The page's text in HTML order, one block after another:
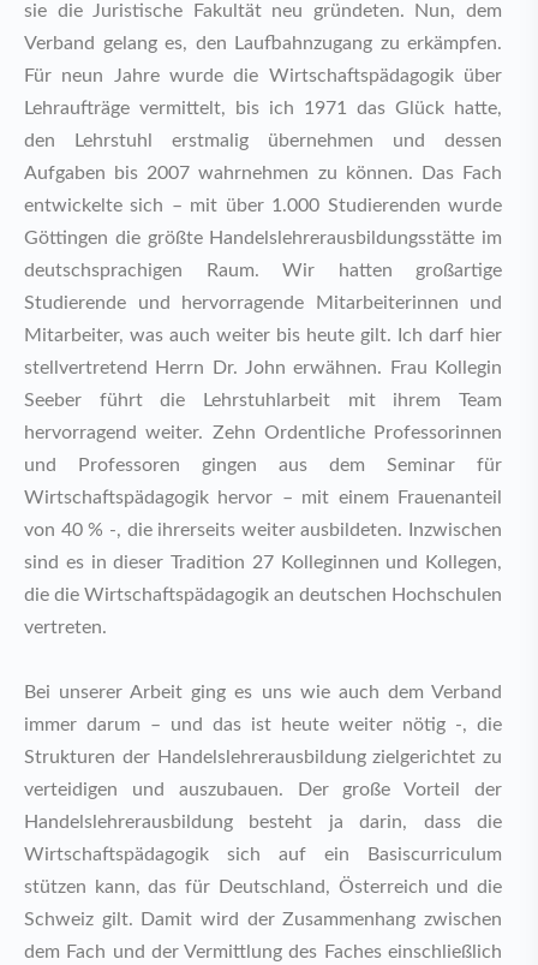
sie die Juristische Fakultät neu gründeten. Nun, dem
Verband gelang es, den Laufbahnzugang zu erkämpfen.
Für neun Jahre wurde die Wirtschaftspädagogik über
Lehraufträge vermittelt, bis ich 1971 das Glück hatte,
den Lehrstuhl erstmalig übernehmen und dessen
Aufgaben bis 2007 wahrnehmen zu können. Das Fach
entwickelte sich – mit über 1.000 Studierenden wurde
Göttingen die größte Handelslehrerausbildungsstätte im
deutschsprachigen Raum. Wir hatten großartige
Studierende und hervorragende Mitarbeiterinnen und
Mitarbeiter, was auch weiter bis heute gilt. Ich darf hier
stellvertretend Herrn Dr. John erwähnen. Frau Kollegin
Seeber führt die Lehrstuhlarbeit mit ihrem Team
hervorragend weiter. Zehn Ordentliche Professorinnen
und Professoren gingen aus dem Seminar für
Wirtschaftspädagogik hervor – mit einem Frauenanteil
von 40 % -, die ihrerseits weiter ausbildeten. Inzwischen
sind es in dieser Tradition 27 Kolleginnen und Kollegen,
die die Wirtschaftspädagogik an deutschen Hochschulen
vertreten.
Bei unserer Arbeit ging es uns wie auch dem Verband
immer darum – und das ist heute weiter nötig -, die
Strukturen der Handelslehrerausbildung zielgerichtet zu
verteidigen und auszubauen. Der große Vorteil der
Handelslehrerausbildung besteht ja darin, dass die
Wirtschaftspädagogik sich auf ein Basiscurriculum
stützen kann, das für Deutschland, Österreich und die
Schweiz gilt. Damit wird der Zusammenhang zwischen
dem Fach und der Vermittlung des Faches einschließlich